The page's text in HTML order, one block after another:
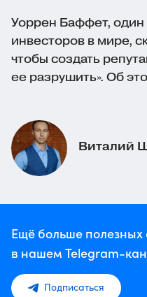
Уоррен Баффет,
инвесторов в мире,
чтобы создать
ее разрушить». Об
Виталий
Ещё больше полезных
в нашем Telegram-
Подписаться